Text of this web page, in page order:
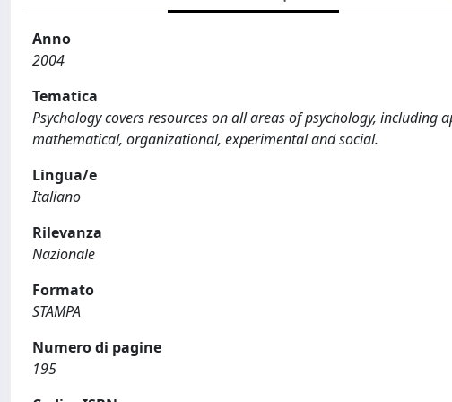
Anno
2004
Tematica
Psychology covers resources on all areas of psychology,
mathematical, organizational, experimental and social.
Lingua/e
Italiano
Rilevanza
Nazionale
Formato
STAMPA
Numero di pagine
195